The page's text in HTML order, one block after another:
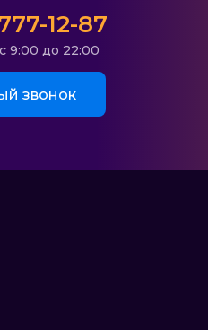
12-87
9:00 до 22:00
звонок